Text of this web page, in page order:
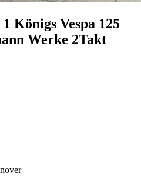
Königs Vespa 125
Werke 2Takt